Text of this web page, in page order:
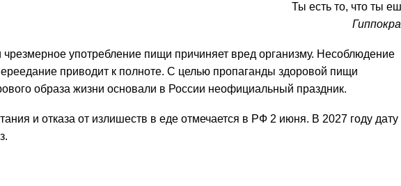
Ты есть то, что ты
употребление пищи причиняет вред организму. Несоблюдение
приводит к полноте. С целью пропаганды здоровой пищи
образа жизни основали в России неофициальный праздник.
и отказа от излишеств в еде отмечается в РФ 2 июня. В 2027 году дату